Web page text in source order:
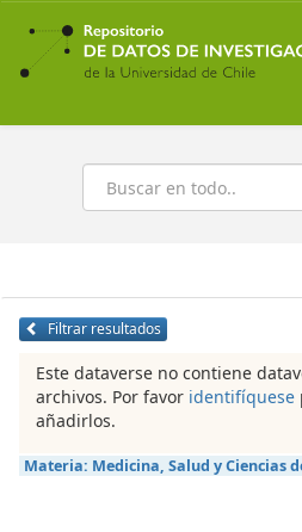
Ir
contenido
principal
Buscar
Filtrar resultados
Este dataverse no contiene
archivos. Por favor identifíquese
añadirlos.
Materia: Medicina, Salud y Ciencias